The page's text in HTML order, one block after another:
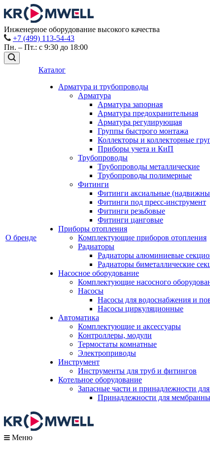
Инженерное оборудование высокого качества
+7 (499) 113-54-43
Пн. – Пт.: с 9:30 до 18:00
О бренде
Каталог
Арматура и трубопроводы
Арматура
Арматура запорная
Арматура предохранительная
Арматура регулирующая
Группы быстрого монтажа
Коллекторы и коллекторные
Приборы учета и КиП
Трубопроводы
Трубопроводы металлические
Трубопроводы полимерные
Фитинги
Фитинги аксиальные
Фитинги под пресс-инструмент
Фитинги резьбовые
Фитинги цанговые
Приборы отопления
Комплектующие приборов отопления
Радиаторы
Радиаторы алюминиевые
Радиаторы биметаллические
Насосное оборудование
Комплектующие насосного
Насосы
Насосы для водоснабжения и
Насосы циркуляционные
Автоматика
Комплектующие и аксессуары
Контроллеры, модули
Термостаты комнатные
Электроприводы
Инструмент
Инструменты для труб и фитингов
Котельное оборудование
Запасные части и принадлежности
Принадлежности для
Меню